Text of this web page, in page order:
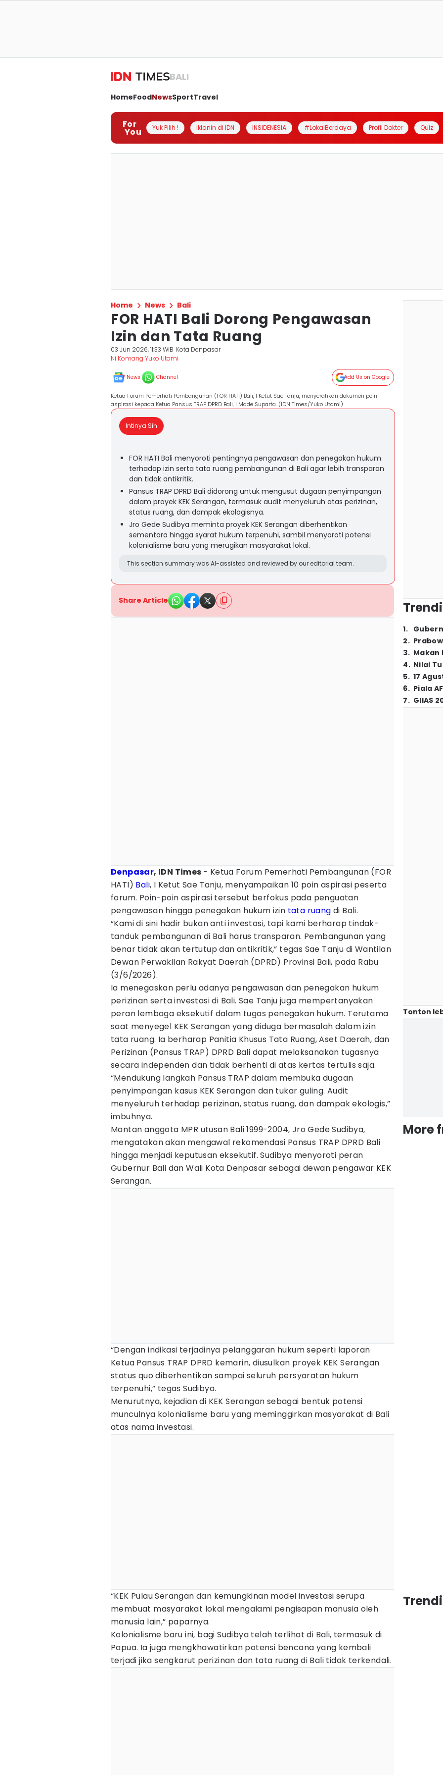
BALI
HomeFoodNewsSportTravel
For
You Yuk Pilih ! Iklanin di IDN INSIDENESIA #LokalBerdaya Profil Dokter Quiz
Home News Bali
FOR HATI Bali Dorong Pengawasan
Izin dan Tata Ruang
03 Jun 2026, 11:33 WIB Kota Denpasar
Ni Komang Yuko Utami
News Channel Add Us on Google
Ketua Forum Pemerhati Pembangunan (FOR HATI) Bali, I Ketut Sae Tanju, menyerahkan dokumen poin
aspirasi kepada Ketua Pansus TRAP DPRD Bali, I Made Suparta. (IDN Times/Yuko Utami)
Intinya Sih
FOR HATI Bali menyoroti pentingnya pengawasan dan penegakan hukum
terhadap izin serta tata ruang pembangunan di Bali agar lebih transparan
dan tidak antikritik.
Pansus TRAP DPRD Bali didorong untuk mengusut dugaan penyimpangan
dalam proyek KEK Serangan, termasuk audit menyeluruh atas perizinan,
status ruang, dan dampak ekologisnya.
Jro Gede Sudibya meminta proyek KEK Serangan diberhentikan
sementara hingga syarat hukum terpenuhi, sambil menyoroti potensi
kolonialisme baru yang merugikan masyarakat lokal.
This section summary was AI-assisted and reviewed by our editorial team.
Share Article
Denpasar, IDN Times - Ketua Forum Pemerhati Pembangunan (FOR
HATI) Bali, I Ketut Sae Tanju, menyampaikan 10 poin aspirasi peserta
forum. Poin-poin aspirasi tersebut berfokus pada penguatan
pengawasan hingga penegakan hukum izin tata ruang di Bali.
“Kami di sini hadir bukan anti investasi, tapi kami berharap tindak-
tanduk pembangunan di Bali harus transparan. Pembangunan yang
benar tidak akan tertutup dan antikritik,” tegas Sae Tanju di Wantilan
Dewan Perwakilan Rakyat Daerah (DPRD) Provinsi Bali, pada Rabu
(3/6/2026).
Ia menegaskan perlu adanya pengawasan dan penegakan hukum
perizinan serta investasi di Bali. Sae Tanju juga mempertanyakan
peran lembaga eksekutif dalam tugas penegakan hukum. Terutama
saat menyegel KEK Serangan yang diduga bermasalah dalam izin
tata ruang. Ia berharap Panitia Khusus Tata Ruang, Aset Daerah, dan
Perizinan (Pansus TRAP) DPRD Bali dapat melaksanakan tugasnya
secara independen dan tidak berhenti di atas kertas tertulis saja.
“Mendukung langkah Pansus TRAP dalam membuka dugaan
penyimpangan kasus KEK Serangan dan tukar guling. Audit
menyeluruh terhadap perizinan, status ruang, dan dampak ekologis,”
imbuhnya.
Mantan anggota MPR utusan Bali 1999-2004, Jro Gede Sudibya,
mengatakan akan mengawal rekomendasi Pansus TRAP DPRD Bali
hingga menjadi keputusan eksekutif. Sudibya menyoroti peran
Gubernur Bali dan Wali Kota Denpasar sebagai dewan pengawar KEK
Serangan.
“Dengan indikasi terjadinya pelanggaran hukum seperti laporan
Ketua Pansus TRAP DPRD kemarin, diusulkan proyek KEK Serangan
status quo diberhentikan sampai seluruh persyaratan hukum
terpenuhi,” tegas Sudibya.
Menurutnya, kejadian di KEK Serangan sebagai bentuk potensi
munculnya kolonialisme baru yang meminggirkan masyarakat di Bali
atas nama investasi.
“KEK Pulau Serangan dan kemungkinan model investasi serupa
membuat masyarakat lokal mengalami pengisapan manusia oleh
manusia lain,” paparnya.
Kolonialisme baru ini, bagi Sudibya telah terlihat di Bali, termasuk di
Papua. Ia juga mengkhawatirkan potensi bencana yang kembali
terjadi jika sengkarut perizinan dan tata ruang di Bali tidak terkendali.
1.
2.
3. Makan
4. Nilai
5. 17
6. Piala
7. GIIAS
Tonton
More